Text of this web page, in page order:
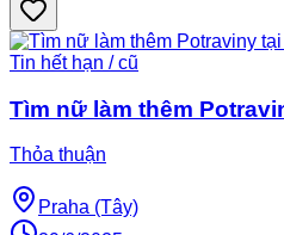
Tin hết hạn / cũ
Tìm nữ làm thêm
Thỏa thuận
Praha (Tây)